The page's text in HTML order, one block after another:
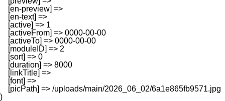
    [en-preview] =>
    [en-text] =>
    [active] => 1
    [activeFrom] => 0000-00-00
    [activeTo] => 0000-00-00
    [moduleID] => 2
    [sort] => 0
    [duration] => 8000
    [linkTitle] =>
    [font] =>
    [picPath] => /uploads/main/2026_06_02/6a1e865fb9571.jpg